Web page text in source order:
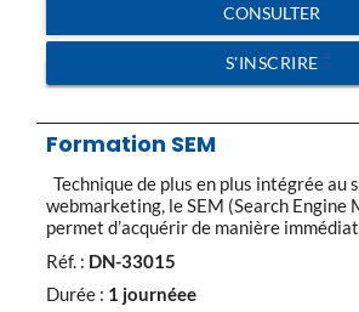
CONSULTER
S'INSCRIRE
Formation SEM
Technique de plus en plus intégrée au
webmarketing, le SEM (Search Engine
permet d’acquérir de manière
référencement payant est de générer
trafic ciblé en provenance de son
Réf. : DN-33015
Durée : 1 journéee